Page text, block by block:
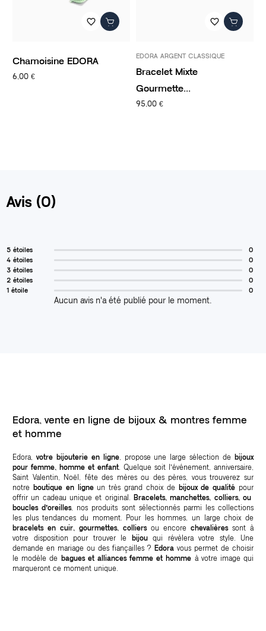
favorite_border
Chamoisine EDORA
6,00 €
favorite_border
EDORA ARGENT CLASSIQUE
Bracelet Mixte
Gourmette...
95,00 €
Avis (0)
5 étoiles
0
4 étoiles
0
3 étoiles
0
2 étoiles
0
1 étoile
0
Aucun avis n'a été publié pour le moment.
Edora, vente en ligne de bijoux & montres femme
et homme
Edora, votre bijouterie en ligne, propose une large sélection debijoux
pour femme, homme et enfant . Quelque soit l’événement, anniversaire,
Saint Valentin, Noël, fête des mères ou des pères, vous trouverez sur
notre boutique en ligneun très grand choix de bijoux de qualité pour
offrir un cadeau unique et original. Bracelets, manchettes, colliers, ou
boucles d’oreilles, nos produits sont sélectionnés parmi les collections
les plus tendances du moment. Pour les hommes, un large choix de
bracelets en cuir, gourmettes, colliersou encore chevalièressont à
votre disposition pour trouver le bijouqui révèlera votre style. Une
demande en mariage ou des fiançailles ?Edora vous permet de choisir
le modèle de bagues et alliances femme et homme à votre image qui
marqueront ce moment unique.